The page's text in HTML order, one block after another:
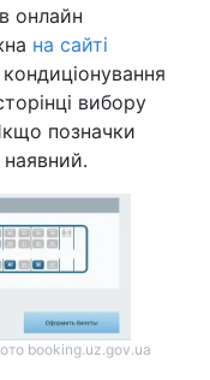
онлайн
на сайті
вибору
позначки
booking.uz.gov.ua